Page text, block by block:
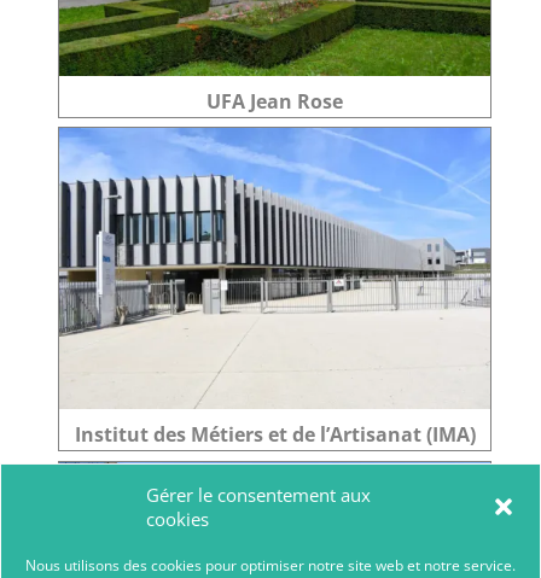
Gérer le consentement aux
cookies
Nous utilisons des cookies pour optimiser notre site web et notre service.
UFA Jean Rose
Institut des Métiers et de l’Artisanat (IMA)